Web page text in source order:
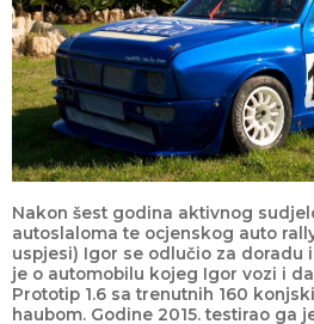
Nakon šest godina aktivnog
autoslaloma te ocjenskog auto
uspjesi) Igor se odlučio za doradu
je o automobilu kojeg Igor vozi i
Prototip 1.6 sa trenutnih 160
haubom. Godine 2015. testirao ga